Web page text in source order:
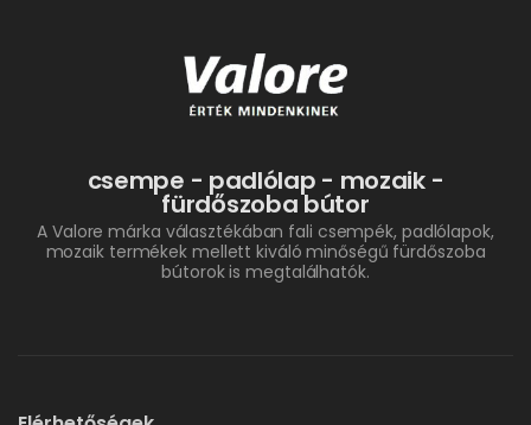
csempe - padlólap - mozaik -
fürdőszoba bútor
A Valore márka választékában fali csempék, padlólapok,
mozaik termékek mellett kiváló minőségű fürdőszoba
bútorok is megtalálhatók.